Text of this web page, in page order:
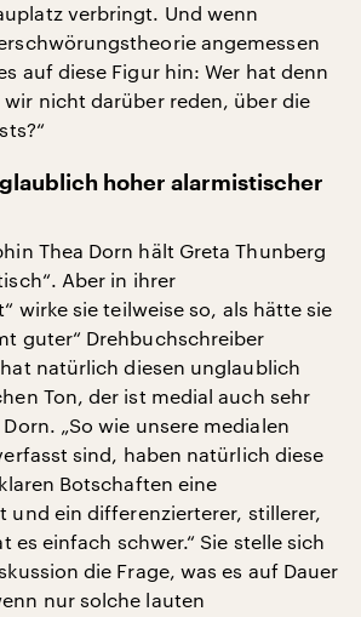
verbringt. Und wenn
angemessen
auf diese Figur hin: Wer hat denn
nicht darüber reden, über die
hoher alarmistischer
Thea Dorn hält Greta Thunberg
Aber in ihrer
wirke sie teilweise so, als hätte sie
guter“ Drehbuchschreiber
natürlich diesen unglaublich
Ton, der ist medial auch sehr
„So wie unsere medialen
sind, haben natürlich diese
Botschaften eine
und ein differenzierterer, stillerer,
es einfach schwer.“ Sie stelle sich
die Frage, was es auf Dauer
nur solche lauten